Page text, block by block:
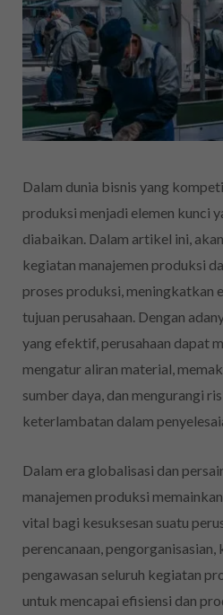
Dalam dunia bisnis yang
produksi menjadi elemen kunci
diabaikan. Dalam artikel ini,
kegiatan manajemen produksi
proses produksi, meningkatkan
tujuan perusahaan. Dengan
yang efektif, perusahaan dapat
mengatur aliran material,
sumber daya, dan mengurangi
keterlambatan dalam
Dalam era globalisasi dan
manajemen produksi
vital bagi kesuksesan suatu
perencanaan, pengorganisasian,
pengawasan seluruh kegiatan
untuk mencapai efisiensi dan